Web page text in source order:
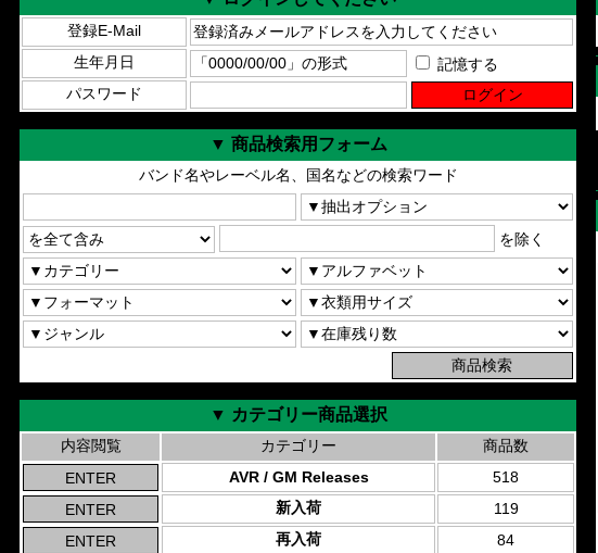
登録E-Mail
生年月日
記憶する
パスワード
▼ 商品検索用フォーム
バンド名やレーベル名、国名などの検索ワード
を除く
▼ カテゴリー商品選択
内容閲覧 カテゴリー
商品数
AVR / GM Releases
518
新入荷
119
再入荷
84